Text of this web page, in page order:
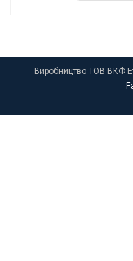
Виробництво ТОВ ВКФ